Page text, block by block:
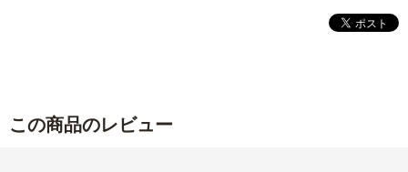
この商品のレビュー